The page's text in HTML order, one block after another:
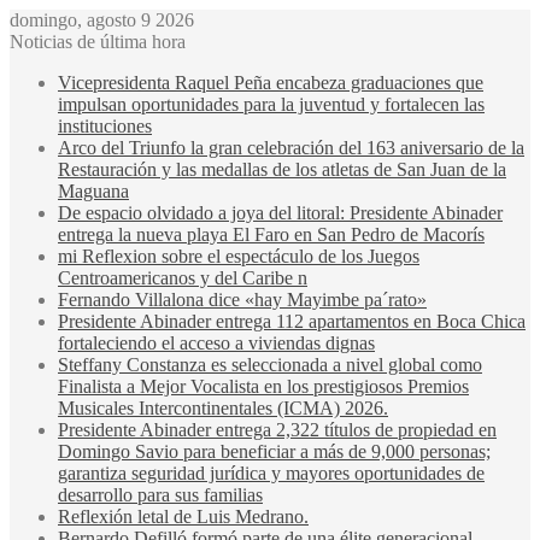
domingo, agosto 9 2026
Noticias de última hora
Vicepresidenta Raquel Peña encabeza graduaciones que
impulsan oportunidades para la juventud y fortalecen las
instituciones
Arco del Triunfo la gran celebración del 163 aniversario de la
Restauración y las medallas de los atletas de San Juan de la
Maguana
De espacio olvidado a joya del litoral: Presidente Abinader
entrega la nueva playa El Faro en San Pedro de Macorís
mi Reflexion sobre el espectáculo de los Juegos
Centroamericanos y del Caribe n
Fernando Villalona dice «hay Mayimbe pa´rato»
Presidente Abinader entrega 112 apartamentos en Boca Chica
fortaleciendo el acceso a viviendas dignas
Steffany Constanza es seleccionada a nivel global como
Finalista a Mejor Vocalista en los prestigiosos Premios
Musicales Intercontinentales (ICMA) 2026.
Presidente Abinader entrega 2,322 títulos de propiedad en
Domingo Savio para beneficiar a más de 9,000 personas;
garantiza seguridad jurídica y mayores oportunidades de
desarrollo para sus familias
Reflexión letal de Luis Medrano.